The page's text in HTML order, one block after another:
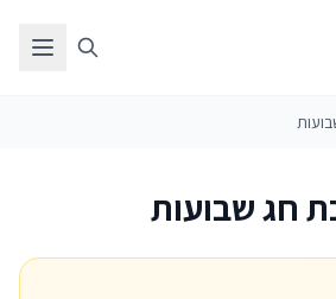
חג שבועות